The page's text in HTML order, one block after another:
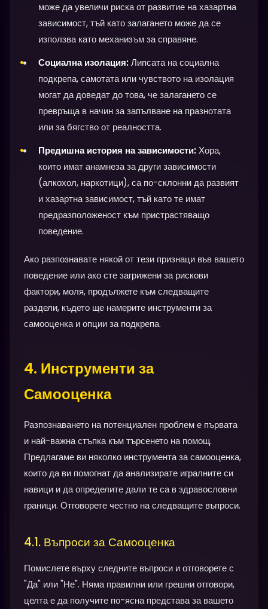
може да увеличи риска от развитие на хазартна
зависимост, тъй като залагането може да се
използва като механизъм за справяне.
Социална изолация:Липсата на социална
подкрепа, самотата или чувството на изолация
могат да доведат до това, че залагането се
превръща в начин за запълване на празнотата
или за бягство от реалността.
Предишна история на зависимости:Хора,
които имат анамнеза за други зависимости
(алкохол, наркотици), са по-склонни да развият
и хазартна зависимост, тъй като те имат
предразположеност към пристрастяващо
поведение.
Ако разпознавате някой от тези признаци във вашето
поведение или ако сте загрижени за рискови
фактори, моля, продължете към следващите
раздели, където ще намерите инструменти за
самооценка и опции за подкрепа.
4. Инструменти за
Самооценка
Разпознаването на потенциален проблем е първата
и най-важна стъпка към търсенето на помощ.
Предлагаме ви няколко инструмента за самооценка,
които да ви помогнат да анализирате игралните си
навици и да определите дали те са в здравословни
граници. Отговорете честно на следващите въпроси.
4.1. Въпроси за Самооценка
Помислете върху следните въпроси и отговорете с
"Да" или "Не". Няма правилни или грешни отговори,
целта е да получите по-ясна представа за вашето